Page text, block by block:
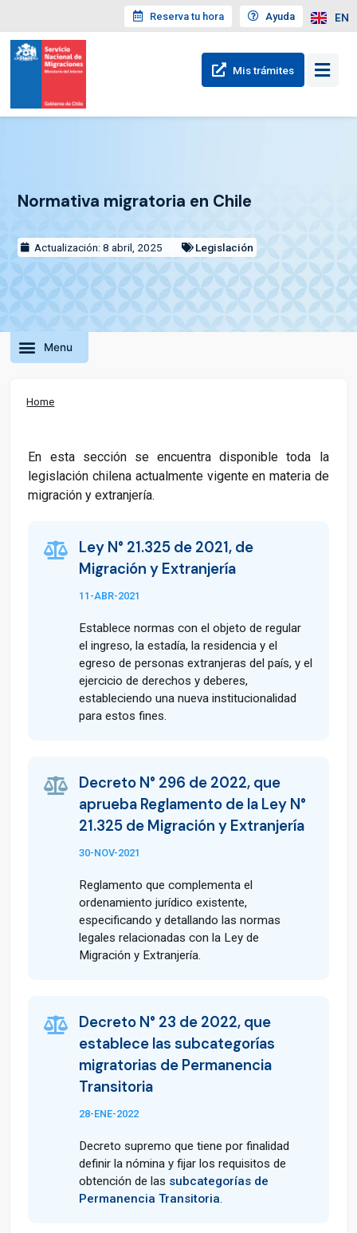
Reserva tu hora Ayuda EN
Mis trámites
Normativa migratoria en Chile
Actualización: 8 abril, 2025 Legislación
Home
En esta sección se encuentra disponible toda la
legislación chilena actualmente vigente en materia de
migración y extranjería.
Ley N° 21.325 de 2021, de
Migración y Extranjería
11-ABR-2021
Establece normas con el objeto de regular
el ingreso, la estadía, la residencia y el
egreso de personas extranjeras del país, y el
ejercicio de derechos y deberes,
estableciendo una nueva institucionalidad
para estos fines.
Decreto N° 296 de 2022, que
aprueba Reglamento de la Ley N°
21.325 de Migración y Extranjería
30-NOV-2021
Reglamento que complementa el
ordenamiento jurídico existente,
especificando y detallando las normas
legales relacionadas con la Ley de
Migración y Extranjería.
Decreto N° 23 de 2022, que
establece las subcategorías
migratorias de Permanencia
Transitoria
28-ENE-2022
Decreto supremo que tiene por finalidad
definir la nómina y fijar los requisitos de
obtención de las subcategorías de
Permanencia Transitoria.